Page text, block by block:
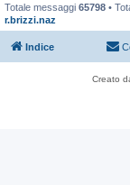
Totale messaggi 65798 •
r.brizzi.naz
Indice
Creato